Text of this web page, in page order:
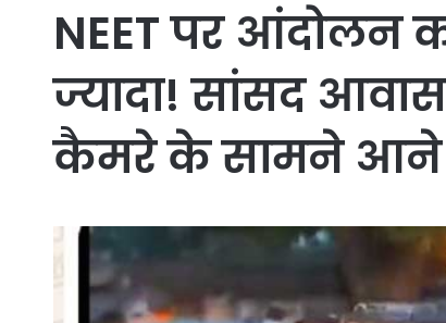
NEET पर आंदोलन
ज्यादा! सांसद
कैमरे के सामने आने